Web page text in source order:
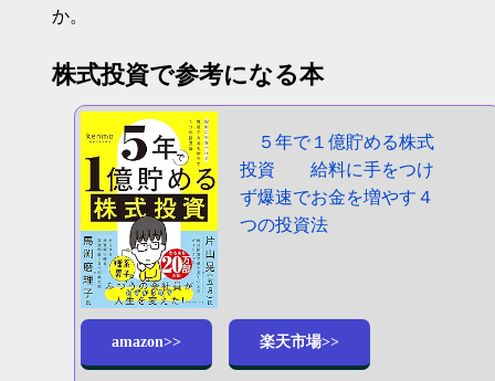
か。
株式投資で参考になる本
５年で１億貯める株式
投資 給料に手をつけ
ず爆速でお金を増やす４
つの投資法
amazon>> 楽天市場>>